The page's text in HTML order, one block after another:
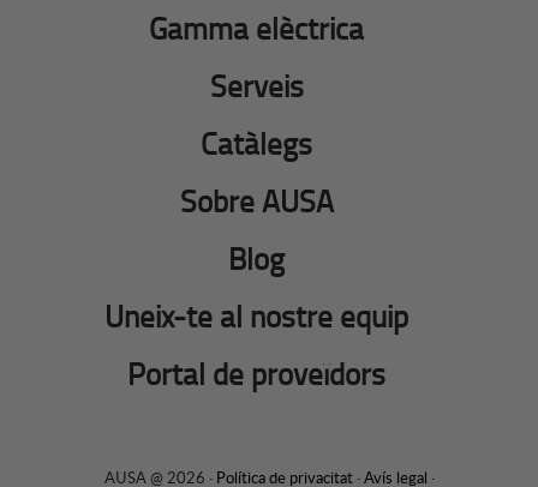
Gamma elèctrica
Serveis
Catàlegs
Sobre AUSA
Blog
Uneix-te al nostre equip
Portal de proveïdors
AUSA @ 2026 · Política de privacitat·Avís legal ·